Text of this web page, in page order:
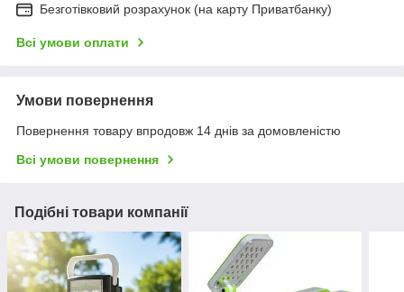
Безготівковий розрахунок (на карту Приватбанку)
Всі умови оплати
Умови повернення
Повернення товару впродовж 14 днів за домовленістю
Всі умови повернення
Подібні товари компанії